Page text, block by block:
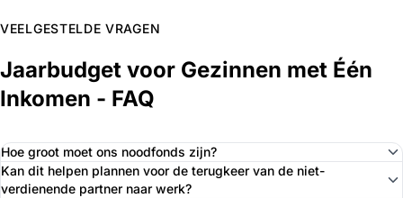
VEELGESTELDE VRAGEN
Jaarbudget voor Gezinnen met Één
Inkomen - FAQ
Hoe groot moet ons noodfonds zijn?
Kan dit helpen plannen voor de terugkeer van de niet-
verdienende partner naar werk?